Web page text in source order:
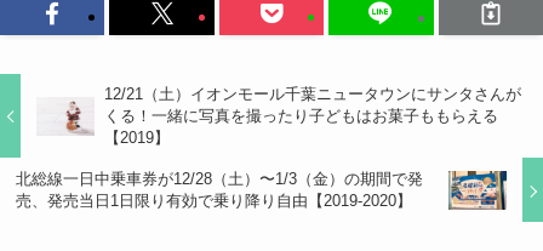
12/21（土）イオンモール千葉ニュータウンにサンタさんが
くる！一緒に写真を撮ったり子どもはお菓子ももらえる
【2019】
北総線一日中乗車券が12/28（土）〜1/3（金）の期間で発
売、発売当日1日限り有効で乗り降り自由【2019-2020】